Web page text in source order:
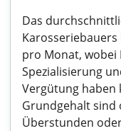
Das
pro Monat, wobei
Spezialisierung
Vergütung haben
Grundgehalt sind
Überstunden